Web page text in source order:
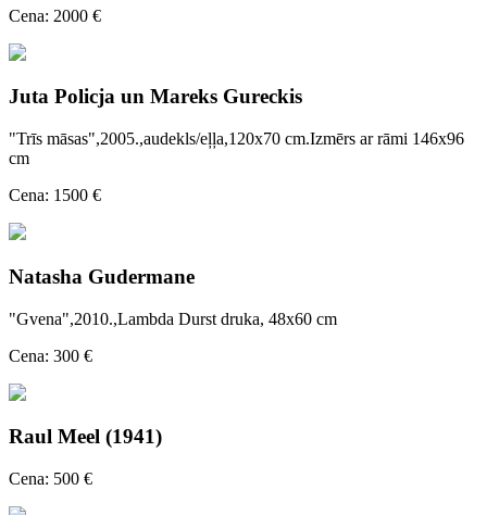
Cena: 2000 €
Juta Policja un Mareks Gureckis
"Trīs māsas",2005.,audekls/eļļa,120x70 cm.Izmērs ar rāmi 146x96
cm
Cena: 1500 €
Natasha Gudermane
"Gvena",2010.,Lambda Durst druka, 48x60 cm
Cena: 300 €
Raul Meel (1941)
Cena: 500 €